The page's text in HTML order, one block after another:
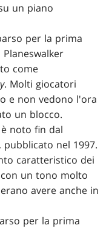
un piano
per la prima
come
. Molti giocatori
e non vedono l'ora
un blocco.
noto fin dal
nel 1997.
caratteristico dei
un tono molto
avere anche in
per la prima